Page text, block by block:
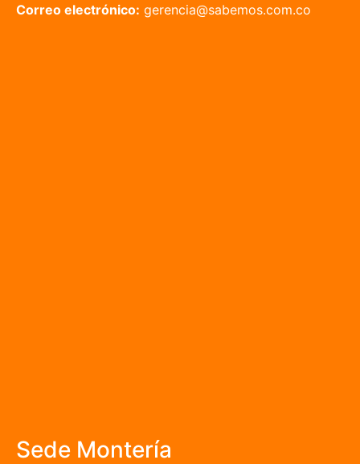
Correo electrónico: gerencia@sabemos.com.co
Sede Montería